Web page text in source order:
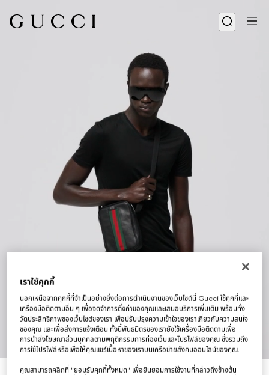
/7
เราใช้คุกกี้
นอกเหนือจากคุกกี้ที่จำเป็นอย่างยิ่งต่อการดำเนินงานของเว็บไซต์นี้ Gucci ใช้คุกกี้และ
เครื่องมือติดตามอื่น ๆ เพื่อจดจำการตั้งค่าของคุณและเสนอบริการเพิ่มเติม พร้อมทั้ง
วัดประสิทธิภาพของเว็บไซต์ของเรา เพื่อปรับปรุงความเข้าใจของเราเกี่ยวกับความสนใจ
ของคุณ และเพื่อส่งการแจ้งเตือน ทั้งนี้พันธมิตรของเรายังใช้เครื่องมือติดตามเพื่อ
การนำส่งโฆษณาส่วนบุคคลตามพฤติกรรมการท่องเว็บและโปรไฟล์ของคุณ ซึ่งรวมถึง
การใช้โปรไฟล์หรือเพื่อให้คุณแชร์เนื้อหาของเราบนเครือข่ายสังคมออนไลน์ของคุณ.
คุณสามารถคลิกที่ "ยอมรับคุกกี้ทั้งหมด" เพื่อยินยอมการใช้งานที่กล่าวถึงข้างต้น